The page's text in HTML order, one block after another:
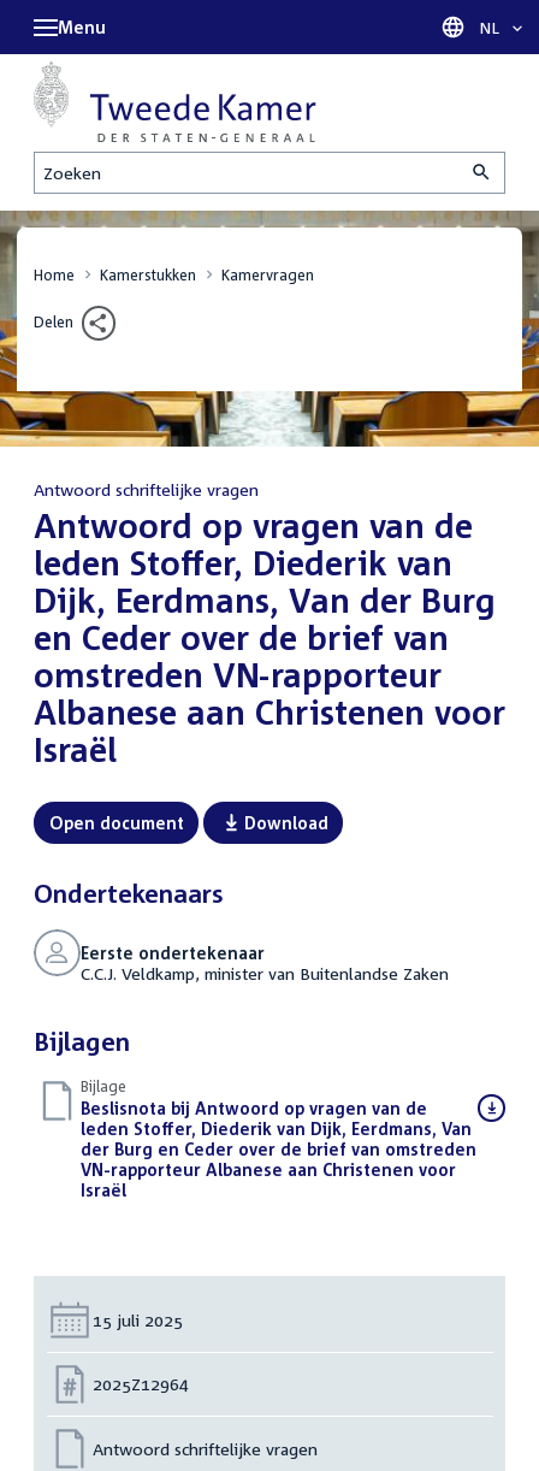
Zoeken
Menu Taal
NL
Home Kamerstukken Kamervragen
Delen
Antwoord schriftelijke vragen
Antwoord op vragen van de
leden Stoffer, Diederik van
Dijk, Eerdmans, Van der Burg
en Ceder over de brief van
omstreden VN-rapporteur
Albanese aan Christenen voor
Israël
Open document Download
Ondertekenaars
Eerste ondertekenaar
C.C.J. Veldkamp, minister van Buitenlandse Zaken
Bijlagen
Bijlage
Download
bestand:
Beslisnota bij Antwoord op vragen van de
leden Stoffer, Diederik van Dijk, Eerdmans, Van
der Burg en Ceder over de brief van omstreden
VN-rapporteur Albanese aan Christenen voor
Israël(PDF)
Datum:
15 juli 2025
Nummer:
2025Z12964
Antwoord schriftelijke vragen